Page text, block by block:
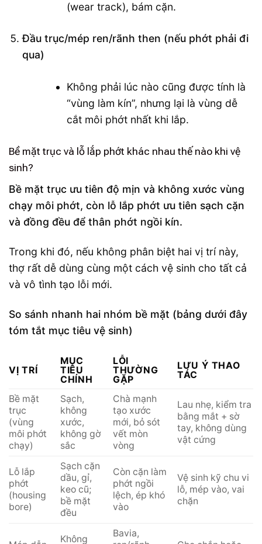
(wear track), bám cặn.
Đầu trục/mép ren/rãnh then (nếu phớt phải đi
qua)
Không phải lúc nào cũng được tính là
“vùng làm kín”, nhưng lại là vùng dễ
cắt môi phớt nhất khi lắp.
Bề mặt trục và lỗ lắp phớt khác nhau thế nào khi vệ
sinh?
Bề mặt trục ưu tiên độ mịn và không xước vùng
chạy môi phớt, còn lỗ lắp phớt ưu tiên sạch cặn
và đồng đều để thân phớt ngồi kín.
Trong khi đó, nếu không phân biệt hai vị trí này,
thợ rất dễ dùng cùng một cách vệ sinh cho tất cả
và vô tình tạo lỗi mới.
So sánh nhanh hai nhóm bề mặt (bảng dưới đây
tóm tắt mục tiêu vệ sinh)
VỊ TRÍ
MỤC
TIÊU
CHÍNH
LỖI
THƯỜNG
GẶP
LƯU Ý THAO
TÁC
Bề mặt
trục
(vùng
môi phớt
chạy)
Sạch,
không
xước,
không gờ
sắc
Chà mạnh
tạo xước
mới, bỏ sót
vết mòn
vòng
Lau nhẹ, kiểm tra
bằng mắt + sờ
tay, không dùng
vật cứng
Lỗ lắp
phớt
(housing
bore)
Sạch cặn
dầu, gỉ,
keo cũ;
bề mặt
đều
Còn cặn làm
phớt ngồi
lệch, ép khó
vào
Vệ sinh kỹ chu vi
lỗ, mép vào, vai
chặn
Không
Bavia,